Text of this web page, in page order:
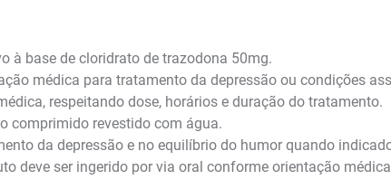
à base de cloridrato de trazodona 50mg.
médica para tratamento da depressão ou condições
respeitando dose, horários e duração do tratamento.
comprimido revestido com água.
da depressão e no equilíbrio do humor quando
deve ser ingerido por via oral conforme orientação